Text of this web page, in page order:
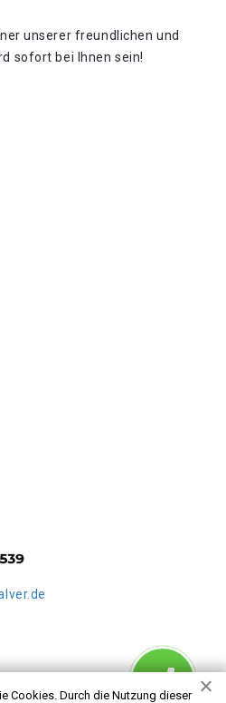
Cookies. Durch die Nutzung dieser
unserer freundlichen und
sofort bei Ihnen sein!